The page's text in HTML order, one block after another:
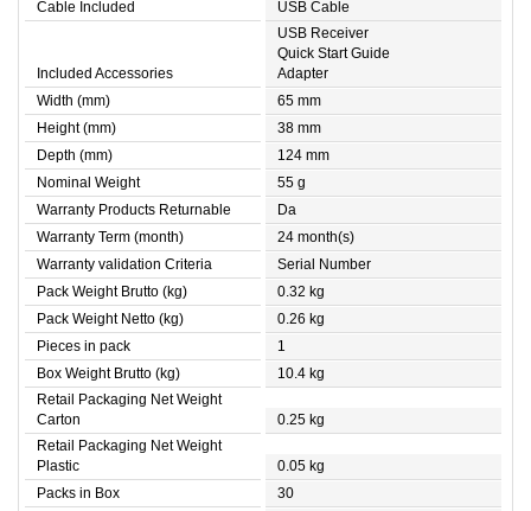
Cable Included USB Cable
Included Accessories
USB Receiver
Quick Start Guide
Adapter
Width (mm)
65 mm
Height (mm)
38 mm
Depth (mm)
124 mm
Nominal Weight
55 g
Warranty Products Returnable
Da
Warranty Term (month)
24 month(s)
Warranty validation Criteria
Serial Number
Pack Weight Brutto (kg)
0.32 kg
Pack Weight Netto (kg)
0.26 kg
Pieces in pack
1
Box Weight Brutto (kg)
10.4 kg
Retail Packaging Net Weight
Carton
0.25 kg
Retail Packaging Net Weight
Plastic
0.05 kg
Packs in Box
30